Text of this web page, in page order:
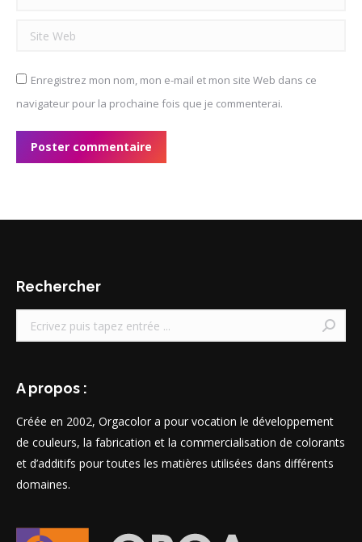
Site Web
Enregistrez mon nom, mon e-mail et mon site Web dans ce
navigateur pour la prochaine fois que je commenterai.
Poster commentaire
Rechercher
Recherche
:
A propos :
Créée en 2002, Orgacolor a pour vocation le développement
de couleurs, la fabrication et la commercialisation de colorants
et d’additifs pour toutes les matières utilisées dans différents
domaines.